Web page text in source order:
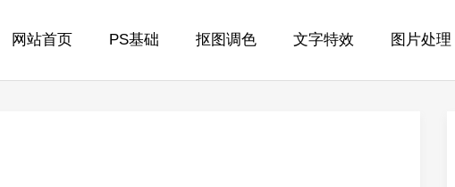
网站首页 PS基础 抠图调色 文字特效 图片处理